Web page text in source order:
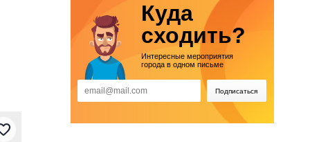
Куда
сходить?
Интересные мероприятия
города в одном письме
Подписаться